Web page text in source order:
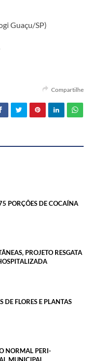
Guaçu/SP)
Compartilhe
PORÇÕES DE COCAÍNA
PROJETO RESGATA
FLORES E PLANTAS
NORMAL PERI-